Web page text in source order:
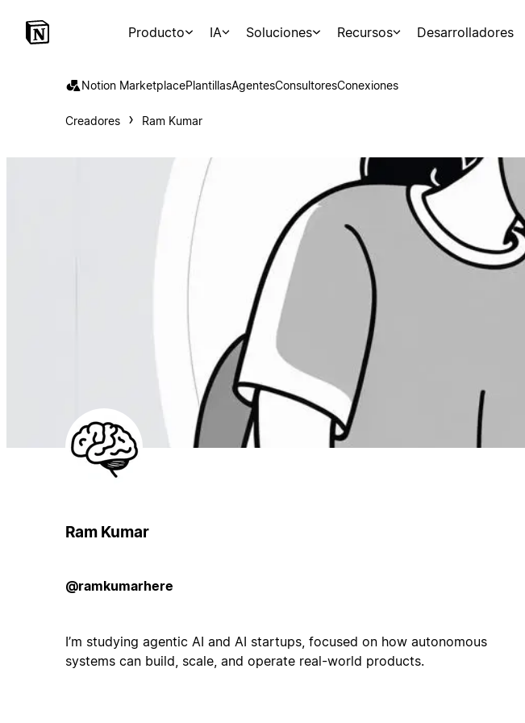
Producto IA Soluciones Recursos Desarrolladores
Notion MarketplacePlantillasAgentesConsultoresConexiones
Creadores Ram Kumar
Ram Kumar
@ramkumarhere
I’m studying agentic AI and AI startups, focused on how autonomous
systems can build, scale, and operate real-world products.